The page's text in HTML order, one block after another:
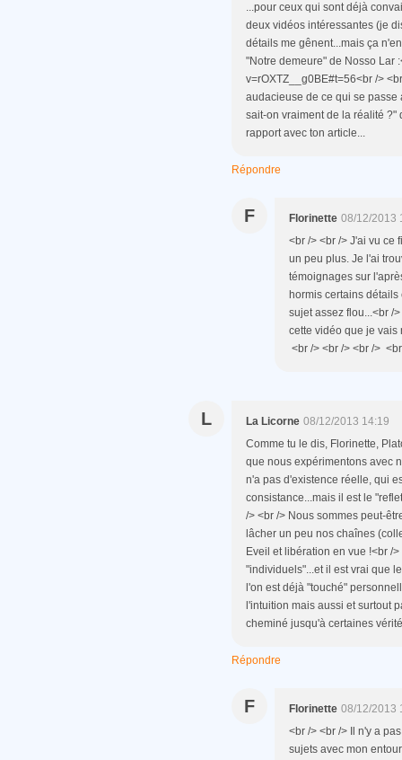
...pour ceux qui sont déjà
deux vidéos intéressantes (je
détails me gênent...mais ça
"Notre demeure" de Nosso Lar
v=rOXTZ__g0BE#t=56<br />
audacieuse de ce qui se passe
sait-on vraiment de la réalité ?"
rapport avec ton article...
Répondre
F Florinette 08/12/2013
<br /> <br /> J'ai vu ce
un peu plus. Je l'ai
témoignages sur
hormis certains
sujet assez flou...<br /
cette vidéo que je vais
<br /> <br /> <br />
L La Licorne 08/12/2013 14:19
Comme tu le dis, Florinette,
que nous expérimentons avec
n'a pas d'existence réelle, qui
consistance...mais il est le
/> <br /> Nous sommes peut-
lâcher un peu nos chaînes
Eveil et libération en vue !<br /
"individuels"...et il est vrai que
l'on est déjà "touché"
l'intuition mais aussi et surtout
cheminé jusqu'à certaines
Répondre
F Florinette 08/12/2013
<br /> <br /> Il n'y a
sujets avec mon